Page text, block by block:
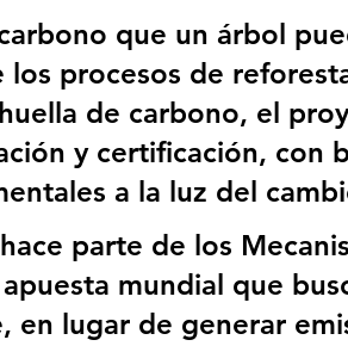
que un árbol
los procesos de
de carbono, el
y certificación, con
a la luz del
parte de los
mundial que
en lugar de generar